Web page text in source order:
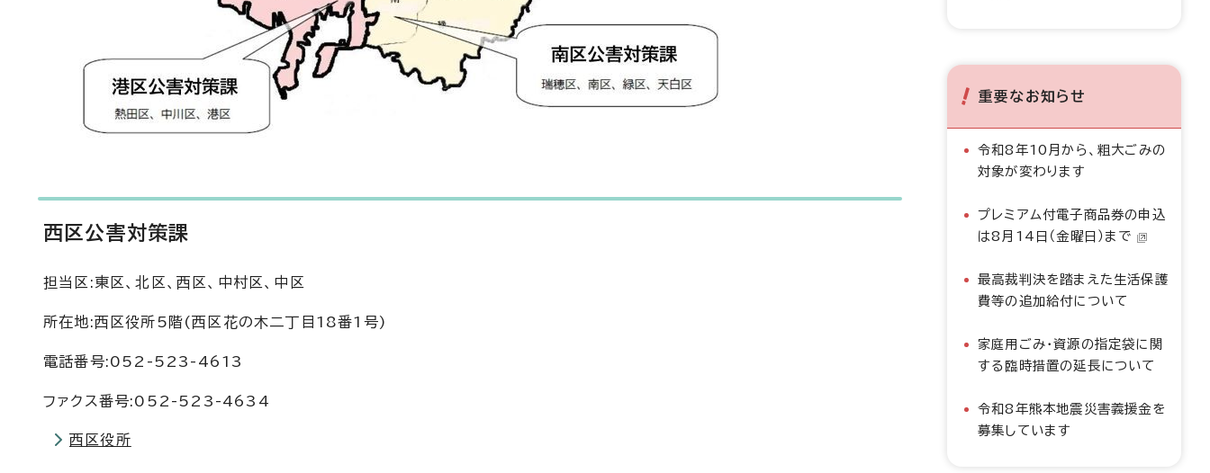
西区公害対策課
担当区:東区、北区、西区、中村区、中区
所在地:西区役所5階(西区花の木二丁目18番1号)
電話番号:052-523-4613
ファクス番号:052-523-4634
西区役所
重要なお知らせ
令和8年10月から、粗大ごみの
対象が変わります
プレミアム付電子商品券の申込
は8月14日（金曜日）まで
最高裁判決を踏まえた生活保護
費等の追加給付について
家庭用ごみ・資源の指定袋に関
する臨時措置の延長について
令和8年熊本地震災害義援金を
募集しています